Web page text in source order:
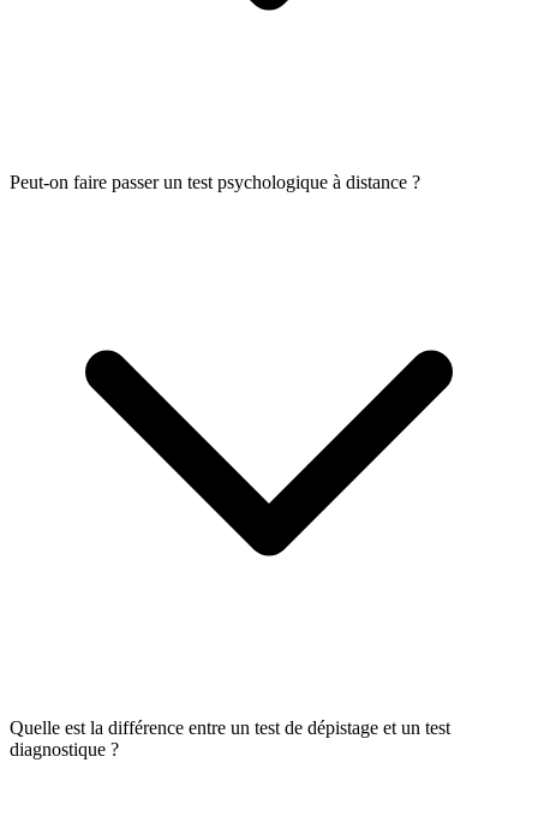
Peut-on faire passer un test psychologique à distance ?
Quelle est la différence entre un test de dépistage et un test
diagnostique ?